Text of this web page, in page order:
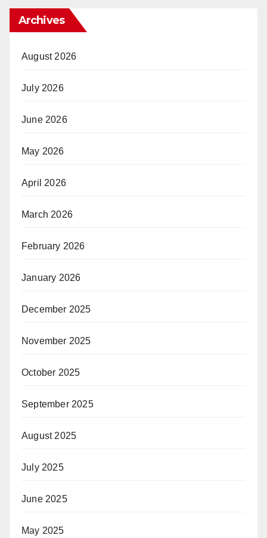
Archives
August 2026
July 2026
June 2026
May 2026
April 2026
March 2026
February 2026
January 2026
December 2025
November 2025
October 2025
September 2025
August 2025
July 2025
June 2025
May 2025